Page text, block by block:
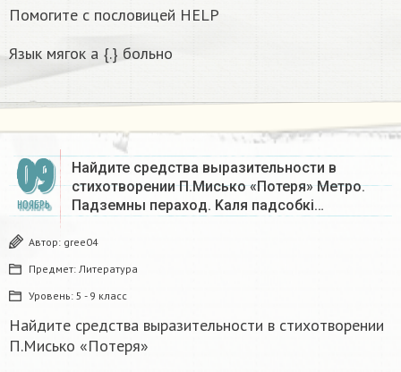
Помогите с пословицей HELP
Язык мягок а {.} больно
09
НОЯБРЬ
Найдите средства выразительности в
стихотворении П.Мисько «Потеря» Meтpo.
Пaдзeмны пepaxoд. Kaля пaдcoбкi…
Автор: gree04
Предмет: Литература
Уровень: 5 - 9 класс
Найдите средства выразительности в стихотворении
П.Мисько «Потеря»